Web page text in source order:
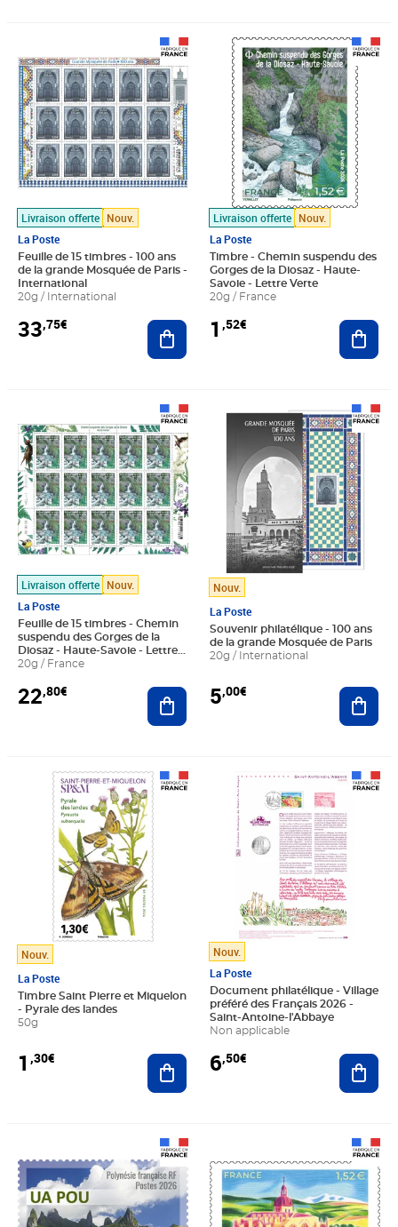
Livraison offerte Nouv.
La Poste
Feuille de 15 timbres - 100 ans
de la grande Mosquée de Paris -
International
20g / International
33,75€ Ajouter au panier
Livraison offerte Nouv.
La Poste
Timbre - Chemin suspendu des
Gorges de la Diosaz - Haute-
Savoie - Lettre Verte
20g / France
1 ,52€
Prix 1,52€
Livraison offerte Nouv.
La Poste
Feuille de 15 timbres - Chemin
suspendu des Gorges de la
Diosaz - Haute-Savoie - Lettre
Verte
20g / France
22,80€ Ajouter au panier
Nouv.
La Poste
Souvenir philatélique - 100 ans
de la grande Mosquée de Paris
20g / International
5,00€
Prix 5,00€
Nouv.
La Poste
Timbre Saint Pierre et Miquelon
- Pyrale des landes
50g
1 ,30€
Prix 1,30€
Ajouter au panier
Nouv.
La Poste
Document philatélique - Village
préféré des Français 2026 -
Saint-Antoine-l'Abbaye
Non applicable
6,50€
Prix 6,50€